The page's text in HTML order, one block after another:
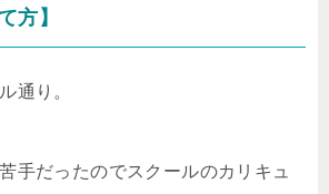
方】
通り。
手だったのでスクールのカリキュ